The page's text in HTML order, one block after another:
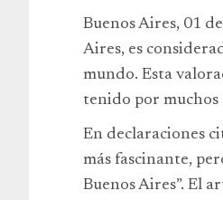
Buenos Aires, 01
Aires, es
mundo. Esta
tenido por
En declaraciones
más fascinante,
Buenos Aires”. El